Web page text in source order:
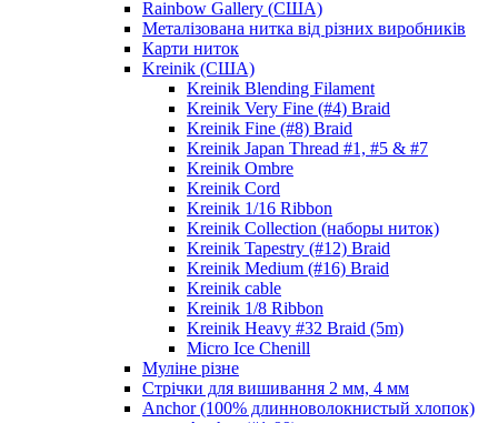
Rainbow Gallery (США)
Металізована нитка від різних виробників
Карти ниток
Kreinik (США)
Kreinik Blending Filament
Kreinik Very Fine (#4) Braid
Kreinik Fine (#8) Braid
Kreinik Japan Thread #1, #5 & #7
Kreinik Ombre
Kreinik Cord
Kreinik 1/16 Ribbon
Kreinik Collection (наборы ниток)
Kreinik Tapestry (#12) Braid
Kreinik Medium (#16) Braid
Kreinik cable
Kreinik 1/8 Ribbon
Kreinik Heavy #32 Braid (5m)
Micro Ice Chenill
Муліне різне
Стрічки для вишивання 2 мм, 4 мм
Anchor (100% длинноволокнистый хлопок)